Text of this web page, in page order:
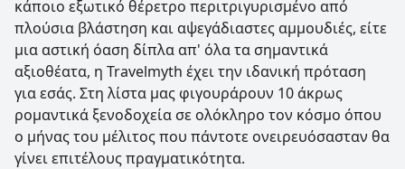
κάποιο εξωτικό θέρετρο περιτριγυρισμένο από
πλούσια βλάστηση και αψεγάδιαστες αμμουδιές, είτε
μια αστική όαση δίπλα απ' όλα τα σημαντικά
αξιοθέατα, η Travelmyth έχει την ιδανική πρόταση
για εσάς. Στη λίστα μας φιγουράρουν 10 άκρως
ρομαντικά ξενοδοχεία σε ολόκληρο τον κόσμο όπου
ο μήνας του μέλιτος που πάντοτε ονειρευόσασταν θα
γίνει επιτέλους πραγματικότητα.